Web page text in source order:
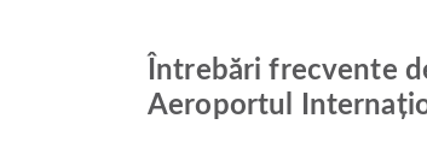
Întrebări frecvente
Aeroportul